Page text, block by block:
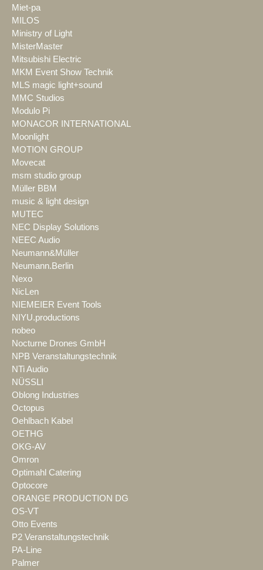
Miet-pa
MILOS
Ministry of Light
MisterMaster
Mitsubishi Electric
MKM Event Show Technik
MLS magic light+sound
MMC Studios
Modulo Pi
MONACOR INTERNATIONAL
Moonlight
MOTION GROUP
Movecat
msm studio group
Müller BBM
music & light design
MUTEC
NEC Display Solutions
NEEC Audio
Neumann&Müller
Neumann.Berlin
Nexo
NicLen
NIEMEIER Event Tools
NIYU.productions
nobeo
Nocturne Drones GmbH
NPB Veranstaltungstechnik
NTi Audio
NÜSSLI
Oblong Industries
Octopus
Oehlbach Kabel
OETHG
OKG-AV
Omron
Optimahl Catering
Optocore
ORANGE PRODUCTION DG
OS-VT
Otto Events
P2 Veranstaltungstechnik
PA-Line
Palmer